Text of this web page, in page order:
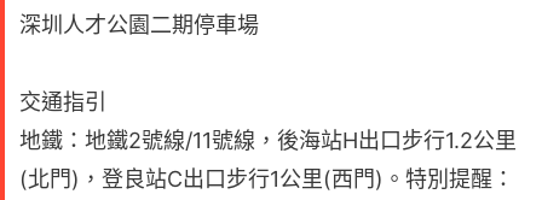
深圳人才公園二期停車場
交通指引
地鐵：地鐵2號線/11號線，後海站H出口步行1.2公里
(北門)，登良站C出口步行1公里(西門)。特別提醒：